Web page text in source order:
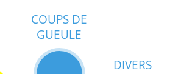
COUPS DE
GUEULE
DIVERS